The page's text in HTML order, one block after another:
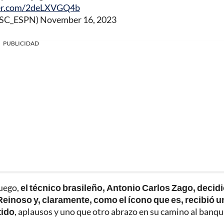
2deLXVGQ4b
November 16, 2023
PUBLICIDAD
el técnico brasileño, Antonio Carlos Zago,
y, claramente, como el ícono que es, recibió
, aplausos y uno que otro abrazo en su camino al